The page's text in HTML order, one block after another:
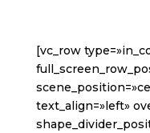
[vc_row
text_align=»left»